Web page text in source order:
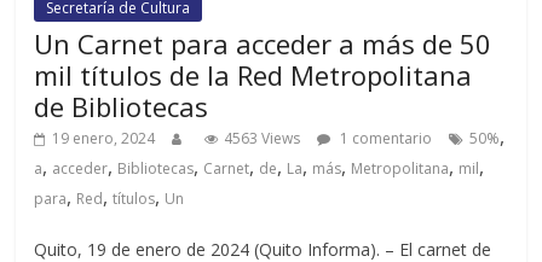
Secretaría de Cultura
Un Carnet para acceder a más de 50
mil títulos de la Red Metropolitana
de Bibliotecas
19 enero, 2024 4563 Views 1 comentario 50%,
a, acceder, Bibliotecas, Carnet, de, La, más, Metropolitana, mil,
para, Red,títulos, Un
Quito, 19 de enero de 2024 (Quito Informa). – El carnet de